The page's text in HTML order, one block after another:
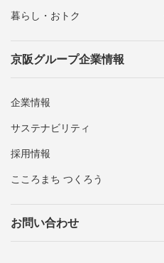
暮らし・おトク
京阪グループ企業情報
企業情報
サステナビリティ
採用情報
こころまち つくろう
お問い合わせ